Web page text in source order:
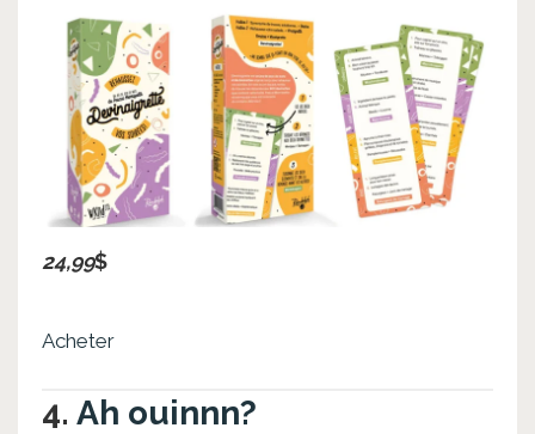
24,99$
Acheter
4. Ah ouinnn?